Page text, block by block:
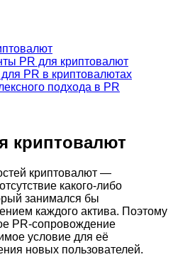
PR для криптовалют
PR в криптовалютах
подхода в PR
криптовалют
криптовалют —
какого-либо
занимался бы
каждого актива. Поэтому
PR-сопровождение
условие для её
новых пользователей.